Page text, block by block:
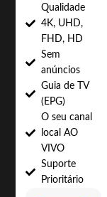
Qualidade
4K, UHD,
FHD, HD
Sem
anúncios
Guia de TV
(EPG)
O seu canal
local AO
VIVO
Suporte
Prioritário